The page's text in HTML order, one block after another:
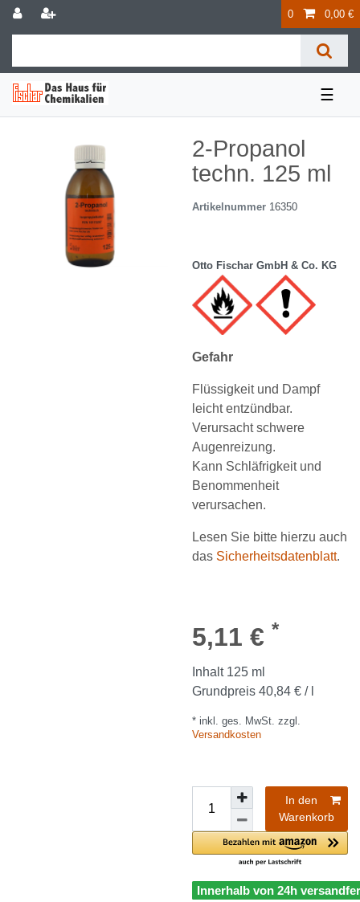
0 0,00 €
☰
2-Propanol
techn. 125 ml
Artikelnummer 16350
Otto Fischar GmbH & Co. KG
Gefahr
Flüssigkeit und Dampf
leicht entzündbar.
Verursacht schwere
Augenreizung.
Kann Schläfrigkeit und
Benommenheit
verursachen.
Lesen Sie bitte hierzu auch
das Sicherheitsdatenblatt.
5,11 € *
Inhalt 125 ml
Grundpreis 40,84 € / l
* inkl. ges. MwSt. zzgl.
Versandkosten
In den
Warenkorb
Innerhalb von 24h